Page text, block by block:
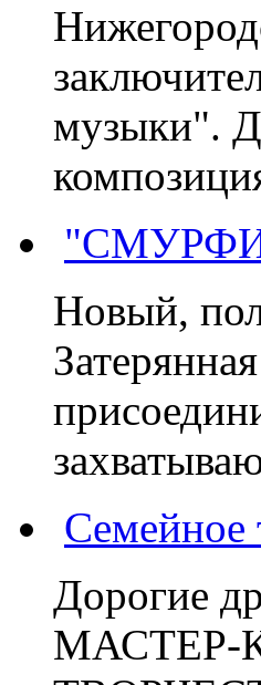
музыки".
Новый,
Семейное
Дорогие
МАСТЕР-